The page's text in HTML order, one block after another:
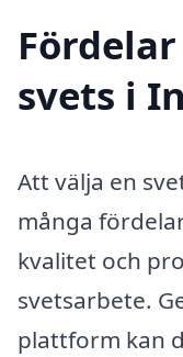
svets i
Att välja en
många
kvalitet och
svetsarbete.
plattform kan